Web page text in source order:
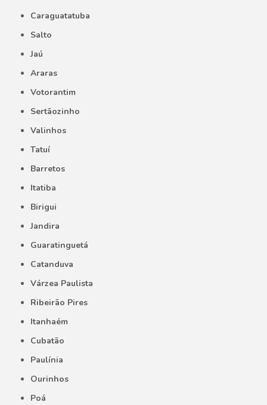
Caraguatatuba
Salto
Jaú
Araras
Votorantim
Sertãozinho
Valinhos
Tatuí
Barretos
Itatiba
Birigui
Jandira
Guaratinguetá
Catanduva
Várzea Paulista
Ribeirão Pires
Itanhaém
Cubatão
Paulínia
Ourinhos
Poá